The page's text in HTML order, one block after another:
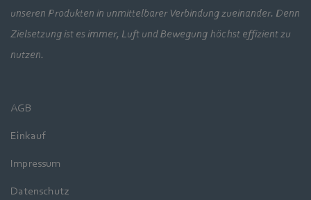
unseren Produkten in unmittelbarer Verbindung zueinander. Denn
Zielsetzung ist es immer, Luft und Bewegung höchst effizient zu
nutzen.
AGB
Einkauf
Impressum
Datenschutz